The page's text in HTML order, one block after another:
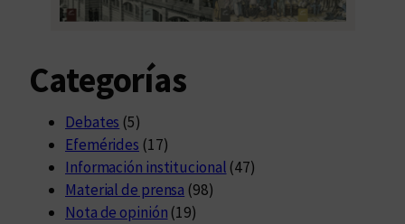
Categorías
Debates (5)
Efemérides (17)
Información institucional (47)
Material de prensa (98)
Nota de opinión (19)